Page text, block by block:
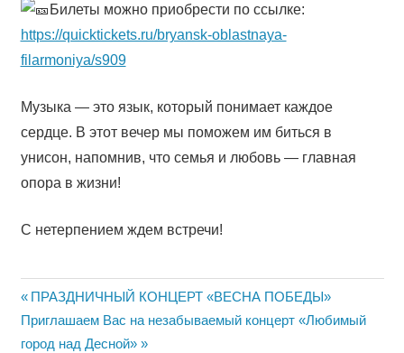
Билеты можно приобрести по ссылке:
https://quicktickets.ru/bryansk-oblastnaya-
filarmoniya/s909
Музыка — это язык, который понимает каждое
сердце. В этот вечер мы поможем им биться в
унисон, напомнив, что семья и любовь — главная
опора в жизни!
С нетерпением ждем встречи!
Навигация
по
Previous
Post:
ПРАЗДНИЧНЫЙ КОНЦЕРТ «ВЕСНА ПОБЕДЫ»
Next
Post:
Приглашаем Вас на незабываемый концерт «Любимый
город над Десной»